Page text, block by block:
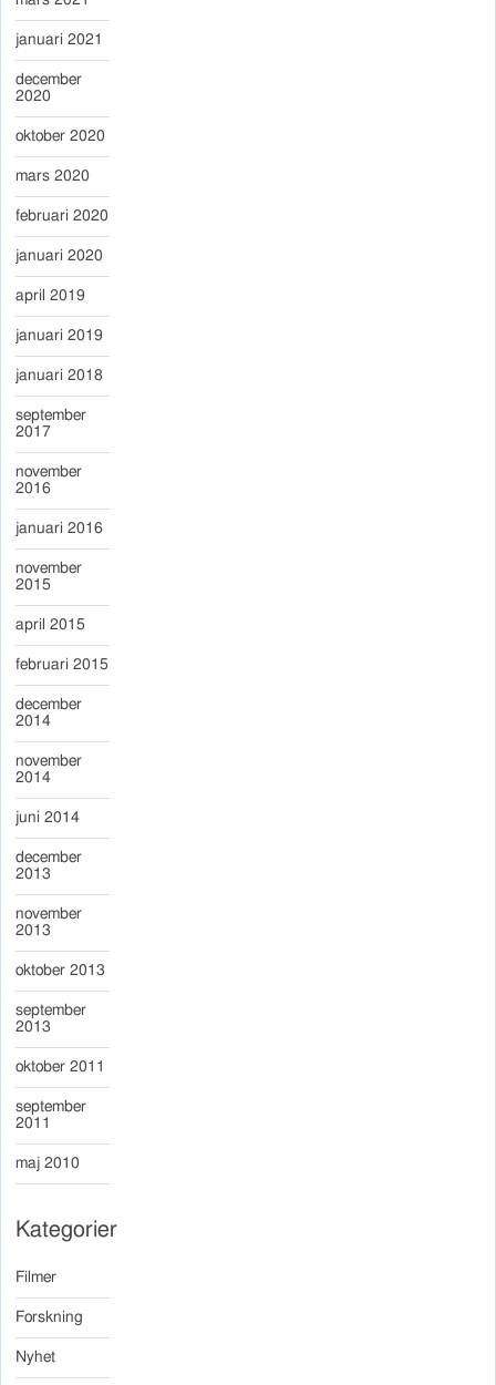
januari 2021
december
2020
oktober 2020
mars 2020
februari 2020
januari 2020
april 2019
januari 2019
januari 2018
september
2017
november
2016
januari 2016
november
2015
april 2015
februari 2015
december
2014
november
2014
juni 2014
december
2013
november
2013
oktober 2013
september
2013
oktober 2011
september
2011
maj 2010
Kategorier
Filmer
Forskning
Nyhet